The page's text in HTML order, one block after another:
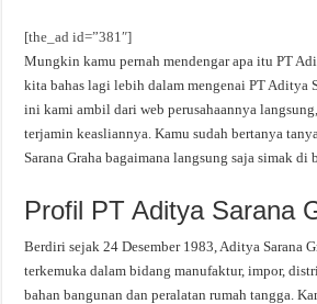
[the_ad id=”381″]
Mungkin kamu pernah mendengar apa itu PT
kita bahas lagi lebih dalam mengenai PT Aditya
ini kami ambil dari web perusahaannya
terjamin keasliannya. Kamu sudah bertanya
Sarana Graha bagaimana langsung saja simak di
Profil PT Aditya Sarana
Berdiri sejak 24 Desember 1983, Aditya Sarana
terkemuka dalam bidang manufaktur, impor,
bahan bangunan dan peralatan rumah tangga.